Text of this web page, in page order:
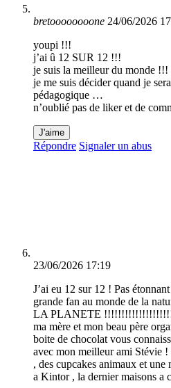
bretoooooooone 24/06/2026
youpi !!!
j’ai û 12 SUR 12 !!!
je suis la meilleur du monde !!!
je me suis décider quand je
pédagogique …
n’oublié pas de liker et de
J'aime
Répondre Signaler un abus
23/06/2026 17:19
J’ai eu 12 sur 12 ! Pas
grande fan au monde de la
LA PLANETE
ma mère et mon beau père
boite de chocolat vous
avec mon meilleur ami Stévie
, des cupcakes animaux et
a Kintor , la dernier maisons a